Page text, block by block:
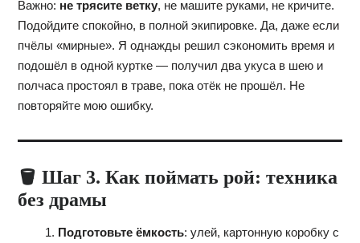
Важно: не трясите ветку, не машите руками, не кричите.
Подойдите спокойно, в полной экипировке. Да, даже если
пчёлы «мирные». Я однажды решил сэкономить время и
подошёл в одной куртке — получил два укуса в шею и
полчаса простоял в траве, пока отёк не прошёл. Не
повторяйте мою ошибку.
🪣 Шаг 3. Как поймать рой: техника
без драмы
Подготовьте ёмкость: улей, картонную коробку с